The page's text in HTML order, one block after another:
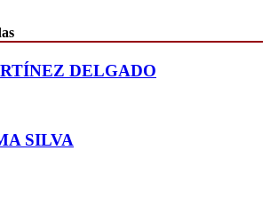
DELGADO
SILVA